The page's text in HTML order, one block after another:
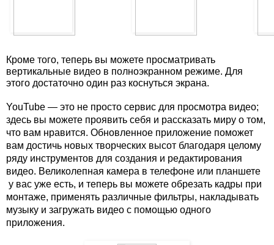
Кроме того, теперь вы можете просматривать
вертикальные видео в полноэкранном режиме. Для
этого достаточно один раз коснуться экрана.
YouTube — это не просто сервис для просмотра видео;
здесь вы можете проявить себя и рассказать миру о том,
что вам нравится. Обновленное приложение поможет
вам достичь новых творческих высот благодаря целому
ряду инструментов для создания и редактирования
видео. Великолепная камера в телефоне или планшете
у вас уже есть, и теперь вы можете обрезать кадры при
монтаже, применять различные фильтры, накладывать
музыку и загружать видео с помощью одного
приложения.